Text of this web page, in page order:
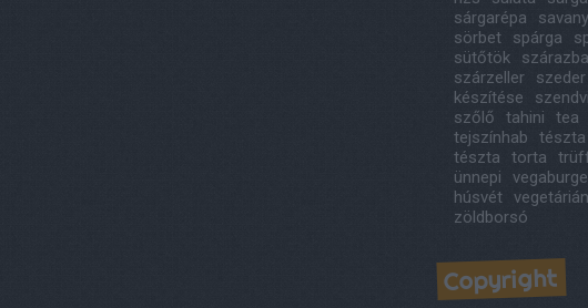
sárgarépa
sörbet
spárga
sütőtök
szárzeller
szeder
készítése
szőlő
tahini tea
tejszínhab
tészta
tészta
torta
ünnepi
húsvét
zöldborsó
Copyright